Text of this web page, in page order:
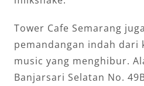
Tower Cafe Semarang
pemandangan indah dari
music yang menghibur.
Banjarsari Selatan No.